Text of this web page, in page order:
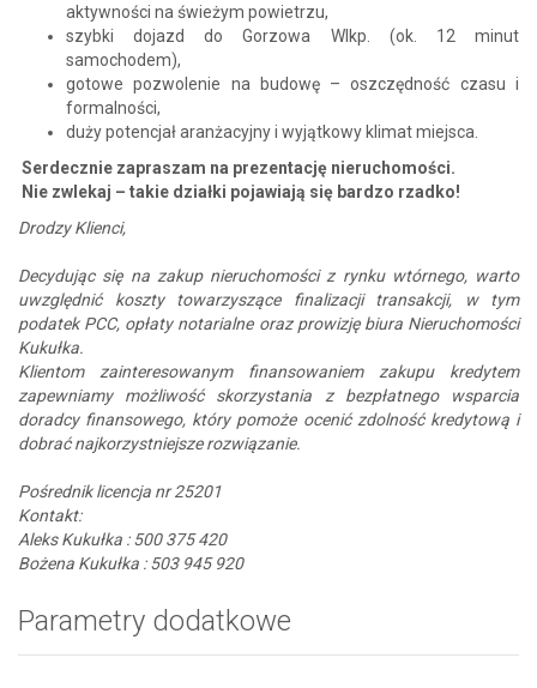
aktywności na świeżym powietrzu,
szybki dojazd do Gorzowa Wlkp. (ok. 12 minut
samochodem),
gotowe pozwolenie na budowę – oszczędność czasu i
formalności,
duży potencjał aranżacyjny i wyjątkowy klimat miejsca.
Serdecznie zapraszam na prezentację nieruchomości.
Nie zwlekaj – takie działki pojawiają się bardzo rzadko!
Drodzy Klienci,
Decydując się na zakup nieruchomości z rynku wtórnego, warto
uwzględnić koszty towarzyszące finalizacji transakcji, w tym
podatek PCC, opłaty notarialne oraz prowizję biura Nieruchomości
Kukułka.
Klientom zainteresowanym finansowaniem zakupu kredytem
zapewniamy możliwość skorzystania z bezpłatnego wsparcia
doradcy finansowego, który pomoże ocenić zdolność kredytową i
dobrać najkorzystniejsze rozwiązanie.
Pośrednik licencja nr 25201
Kontakt:
Aleks Kukułka : 500 375 420
Bożena Kukułka : 503 945 920
Parametry dodatkowe